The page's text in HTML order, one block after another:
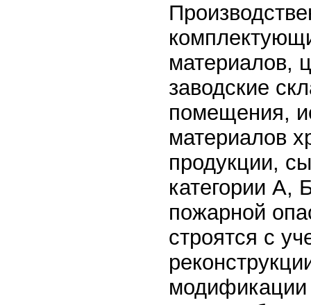
материалов,
заводские
помещения,
материалов
продукции,
категории А,
пожарной
строятся с
модификации